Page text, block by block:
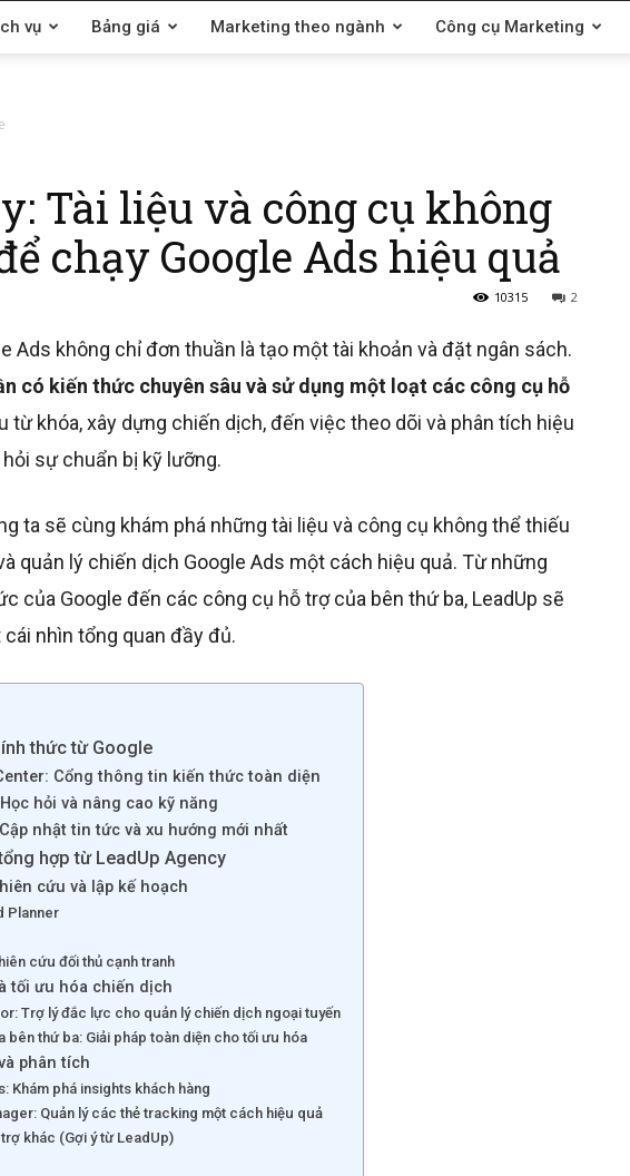
vụ Bảng giá Marketing theo ngành Công cụ Marketing
Tài liệu và công cụ không
chạy Google Ads hiệu quả
2
10315
Ads không chỉ đơn thuần là tạo một tài khoản và đặt ngân sách.
có kiến thức chuyên sâu và sử dụng một loạt các công cụ hỗ
từ khóa, xây dựng chiến dịch, đến việc theo dõi và phân tích hiệu
sự chuẩn bị kỹ lưỡng.
ta sẽ cùng khám phá những tài liệu và công cụ không thể thiếu
quản lý chiến dịch Google Ads một cách hiệu quả. Từ những
của Google đến các công cụ hỗ trợ của bên thứ ba, LeadUp sẽ
nhìn tổng quan đầy đủ.
thức từ Google
Cổng thông tin kiến thức toàn diện
hỏi và nâng cao kỹ năng
nhật tin tức và xu hướng mới nhất
hợp từ LeadUp Agency
cứu và lập kế hoạch
Planner
cứu đối thủ cạnh tranh
tối ưu hóa chiến dịch
Trợ lý đắc lực cho quản lý chiến dịch ngoại tuyến
bên thứ ba: Giải pháp toàn diện cho tối ưu hóa
phân tích
Khám phá insights khách hàng
Quản lý các thẻ tracking một cách hiệu quả
khác (Gợi ý từ LeadUp)